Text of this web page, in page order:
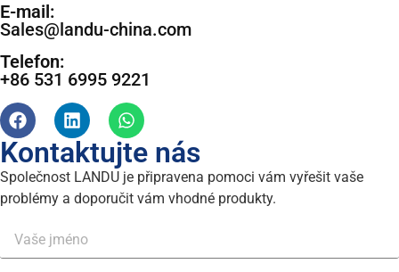
E-mail:
Sales@landu-china.com
Telefon:
+86 531 6995 9221
Kontaktujte nás
Společnost LANDU je připravena pomoci vám vyřešit vaše
problémy a doporučit vám vhodné produkty.